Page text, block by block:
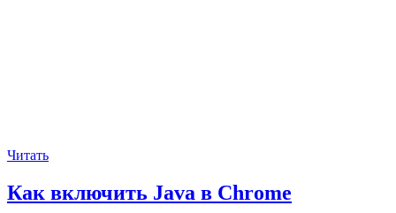
Читать
Как включить Java в Chrome